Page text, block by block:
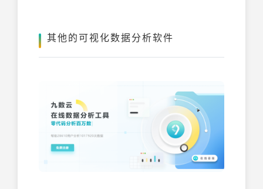
其他的可视化数据分析软件